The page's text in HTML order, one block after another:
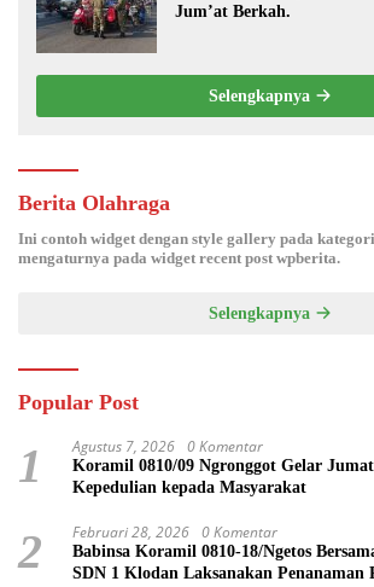
Jum’at Berkah.
Selengkapnya
Berita Olahraga
Ini contoh widget dengan style gallery pada
mengaturnya pada widget recent post wpberita.
Selengkapnya
Popular Post
1 Agustus 7, 2026 0 Komentar
Koramil 0810/09 Ngronggot Gelar
Kepedulian kepada Masyarakat
2 Februari 28, 2026 0 Komentar
Babinsa Koramil 0810-18/Ngetos
SDN 1 Klodan Laksanakan Penanaman